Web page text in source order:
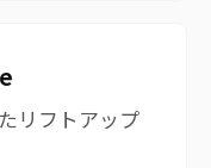
リフトアップ